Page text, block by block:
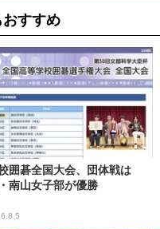
すすめ
囲碁全国大会、団体戦は
南山女子部が優勝